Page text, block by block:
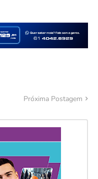
Próxima Postagem